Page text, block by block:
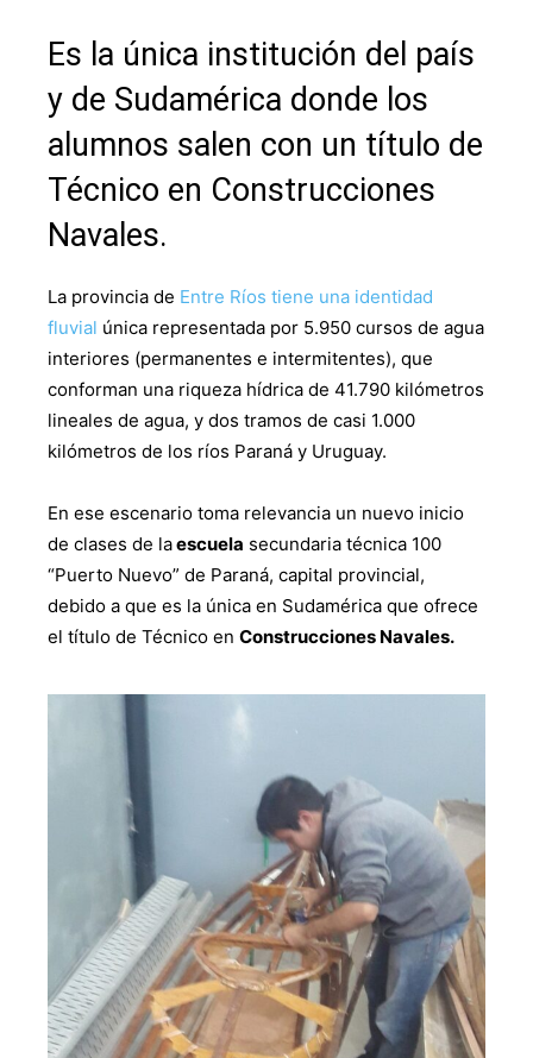
Es la única institución del país
y de Sudamérica donde los
alumnos salen con un título de
Técnico en Construcciones
Navales.
La provincia de Entre Ríos tiene una identidad
fluvial única representada por 5.950 cursos de agua
interiores (permanentes e intermitentes), que
conforman una riqueza hídrica de 41.790 kilómetros
lineales de agua, y dos tramos de casi 1.000
kilómetros de los ríos Paraná y Uruguay.
En ese escenario toma relevancia un nuevo inicio
de clases de laescuela secundaria técnica 100
“Puerto Nuevo” de Paraná, capital provincial,
debido a que es la única en Sudamérica que ofrece
el título de Técnico en Construcciones Navales.